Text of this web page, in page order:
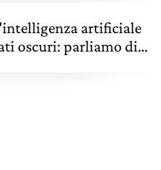
artificiale
oscuri: parliamo di